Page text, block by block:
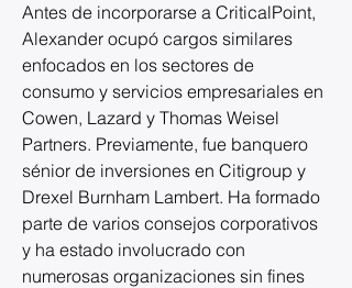
Antes de incorporarse a CriticalPoint,
Alexander ocupó cargos similares
enfocados en los sectores de
consumo y servicios empresariales en
Cowen, Lazard y Thomas Weisel
Partners. Previamente, fue banquero
sénior de inversiones en Citigroup y
Drexel Burnham Lambert. Ha formado
parte de varios consejos corporativos
y ha estado involucrado con
numerosas organizaciones sin fines